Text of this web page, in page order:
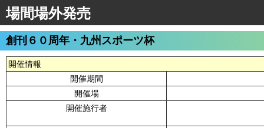
場間場外発売
創刊６０周年・九州スポーツ杯
開催情報
開催期間
開催場
開催施行者